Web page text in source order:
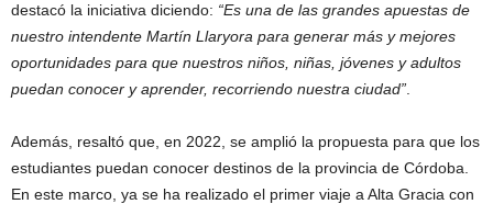
destacó la iniciativa diciendo: “Es una de las grandes apuestas de
nuestro intendente Martín Llaryora para generar más y mejores
oportunidades para que nuestros niños, niñas, jóvenes y adultos
puedan conocer y aprender, recorriendo nuestra ciudad”
Además, resaltó que, en 2022, se amplió la propuesta para que los
estudiantes puedan conocer destinos de la provincia de Córdoba.
En este marco, ya se ha realizado el primer viaje a Alta Gracia con